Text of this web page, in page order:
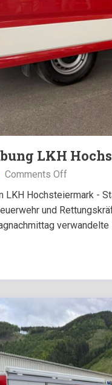
LKH
Comments Off
LKH Hochsteiermark -
und